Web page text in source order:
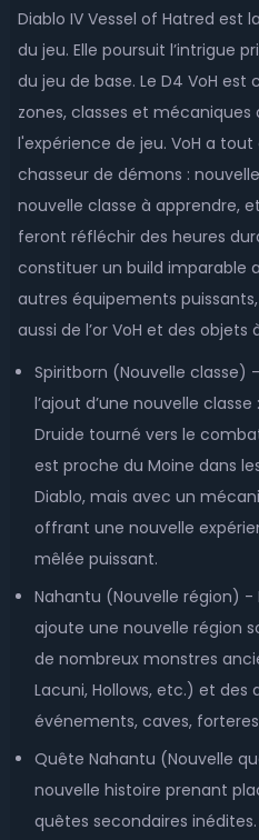
Diablo IV Vessel of Hatred est
du jeu. Elle poursuit l’intrigue
du jeu de base. Le D4 VoH est
zones, classes et
l'expérience de jeu. VoH a
chasseur de démons :
nouvelle classe à apprendre,
feront réfléchir des heures
constituer un build imparable
autres équipements puissants,
aussi de l’or VoH et des objets
Spiritborn (Nouvelle classe)
l’ajout d’une nouvelle classe
Druide tourné vers le
est proche du Moine dans
Diablo, mais avec un
offrant une nouvelle
mêlée puissant.
Nahantu (Nouvelle région) -
ajoute une nouvelle région
de nombreux monstres
Lacuni, Hollows, etc.) et
événements, caves,
Quête Nahantu (Nouvelle
nouvelle histoire prenant
quêtes secondaires